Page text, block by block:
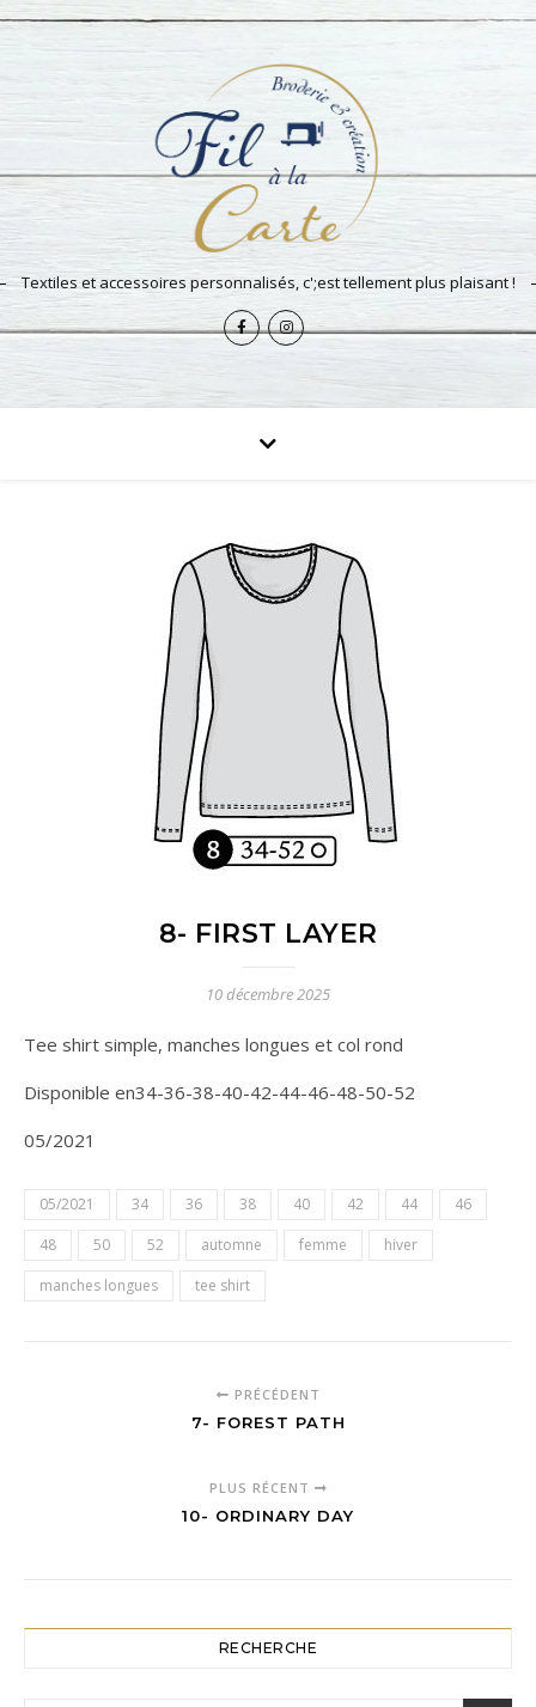
Textiles et accessoires personnalisés, c';est tellement plus plaisant !
8- FIRST LAYER
10 décembre 2025
Tee shirt simple, manches longues et col rond
Disponible en34-36-38-40-42-44-46-48-50-52
05/2021
05/2021 34 36 38 40 42 44
46
48
50 52 automne femme
hiver
manches longues
tee shirt
PRÉCÉDENT
7- FOREST PATH
PLUS RÉCENT
10- ORDINARY DAY
RECHERCHE